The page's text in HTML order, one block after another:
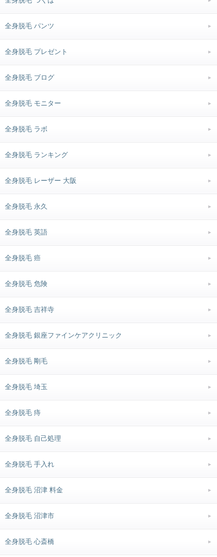
全身脱毛 パンツ
全身脱毛 プレゼント
全身脱毛 ブログ
全身脱毛 モニター
全身脱毛 ラボ
全身脱毛 ランキング
全身脱毛 レーザー 大阪
全身脱毛 永久
全身脱毛 英語
全身脱毛 癌
全身脱毛 危険
全身脱毛 吉祥寺
全身脱毛 銀座ファインケアクリニック
全身脱毛 剛毛
全身脱毛 埼玉
全身脱毛 痔
全身脱毛 自己処理
全身脱毛 手入れ
全身脱毛 沼津 料金
全身脱毛 沼津市
全身脱毛 心斎橋